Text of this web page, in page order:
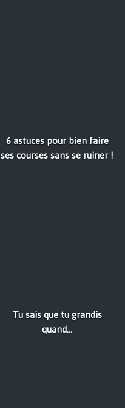
6 astuces pour bien faire
ses courses sans se ruiner !
Tu sais que tu grandis
quand...